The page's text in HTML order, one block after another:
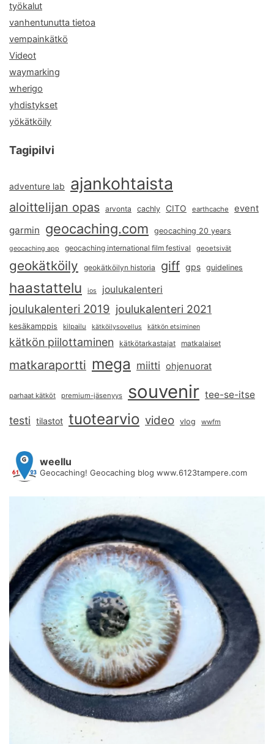
työkalut
vanhentunutta tietoa
vempainkätkö
Videot
waymarking
wherigo
yhdistykset
yökätköily
Tagipilvi
adventure lab ajankohtaista
aloittelijan opas arvonta cachly CITO earthcache event
garmin geocaching.com geocaching 20 years
geocaching app geocaching international film festival geoetsivät
geokätköily geokätköilyn historia giff gps guidelines
haastattelu ios joulukalenteri
joulukalenteri 2019 joulukalenteri 2021
kesäkamppis kilpailu kätköilysovellus kätkön etsiminen
kätkön piilottaminen kätkötarkastajat matkalaiset
matkaraportti mega miitti ohjenuorat
parhaat kätköt premium-jäsenyys souvenir tee-se-itse
testi tilastot tuotearvio video vlog wwfm
weellu
Geocaching! Geocaching blog www.6123tampere.com